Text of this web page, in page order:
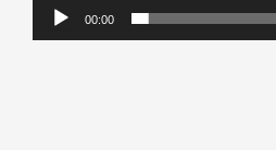
00:00